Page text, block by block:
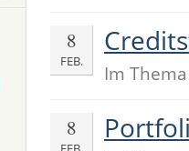
8
FEB. Im
8